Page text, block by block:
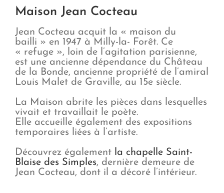
Maison Jean Cocteau
Jean Cocteau acquit la « maison du
bailli » en 1947 à Milly-la- Forêt. Ce
« refuge », loin de l’agitation parisienne,
est une ancienne dépendance du Château
de la Bonde, ancienne propriété de l’amiral
Louis Malet de Graville, au 15e siècle.
La Maison abrite les pièces dans lesquelles
vivait et travaillait le poète.
Elle accueille également des expositions
temporaires liées à l’artiste.
Découvrez également la chapelle Saint-
Blaise des Simples, dernière demeure de
Jean Cocteau, dont il a décoré l’intérieur.